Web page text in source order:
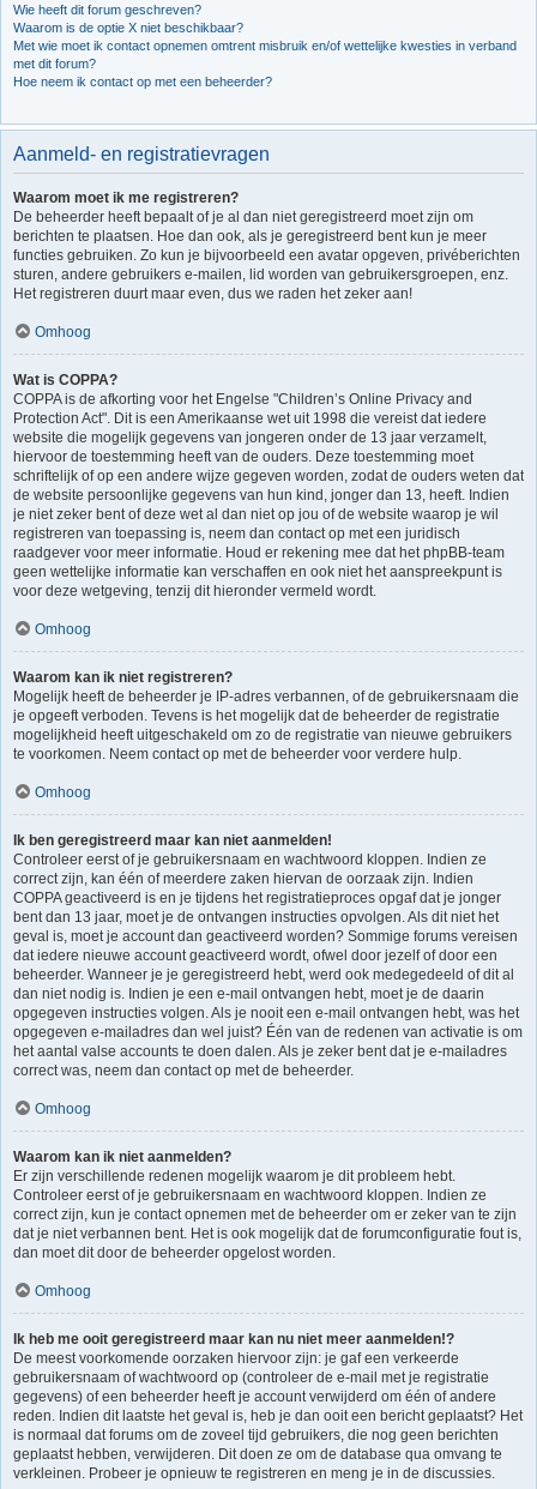
Wie heeft dit forum geschreven?
Waarom is de optie X niet beschikbaar?
Met wie moet ik contact opnemen omtrent misbruik en/of wettelijke kwesties in verband
met dit forum?
Hoe neem ik contact op met een beheerder?
Aanmeld- en registratievragen
Waarom moet ik me registreren?
De beheerder heeft bepaalt of je al dan niet geregistreerd moet zijn om
berichten te plaatsen. Hoe dan ook, als je geregistreerd bent kun je meer
functies gebruiken. Zo kun je bijvoorbeeld een avatar opgeven, privéberichten
sturen, andere gebruikers e-mailen, lid worden van gebruikersgroepen, enz.
Het registreren duurt maar even, dus we raden het zeker aan!
Omhoog
Wat is COPPA?
COPPA is de afkorting voor het Engelse "Children’s Online Privacy and
Protection Act". Dit is een Amerikaanse wet uit 1998 die vereist dat iedere
website die mogelijk gegevens van jongeren onder de 13 jaar verzamelt,
hiervoor de toestemming heeft van de ouders. Deze toestemming moet
schriftelijk of op een andere wijze gegeven worden, zodat de ouders weten dat
de website persoonlijke gegevens van hun kind, jonger dan 13, heeft. Indien
je niet zeker bent of deze wet al dan niet op jou of de website waarop je wil
registreren van toepassing is, neem dan contact op met een juridisch
raadgever voor meer informatie. Houd er rekening mee dat het phpBB-team
geen wettelijke informatie kan verschaffen en ook niet het aanspreekpunt is
voor deze wetgeving, tenzij dit hieronder vermeld wordt.
Omhoog
Waarom kan ik niet registreren?
Mogelijk heeft de beheerder je IP-adres verbannen, of de gebruikersnaam die
je opgeeft verboden. Tevens is het mogelijk dat de beheerder de registratie
mogelijkheid heeft uitgeschakeld om zo de registratie van nieuwe gebruikers
te voorkomen. Neem contact op met de beheerder voor verdere hulp.
Omhoog
Ik ben geregistreerd maar kan niet aanmelden!
Controleer eerst of je gebruikersnaam en wachtwoord kloppen. Indien ze
correct zijn, kan één of meerdere zaken hiervan de oorzaak zijn. Indien
COPPA geactiveerd is en je tijdens het registratieproces opgaf dat je jonger
bent dan 13 jaar, moet je de ontvangen instructies opvolgen. Als dit niet het
geval is, moet je account dan geactiveerd worden? Sommige forums vereisen
dat iedere nieuwe account geactiveerd wordt, ofwel door jezelf of door een
beheerder. Wanneer je je geregistreerd hebt, werd ook medegedeeld of dit al
dan niet nodig is. Indien je een e-mail ontvangen hebt, moet je de daarin
opgegeven instructies volgen. Als je nooit een e-mail ontvangen hebt, was het
opgegeven e-mailadres dan wel juist? Één van de redenen van activatie is om
het aantal valse accounts te doen dalen. Als je zeker bent dat je e-mailadres
correct was, neem dan contact op met de beheerder.
Omhoog
Waarom kan ik niet aanmelden?
Er zijn verschillende redenen mogelijk waarom je dit probleem hebt.
Controleer eerst of je gebruikersnaam en wachtwoord kloppen. Indien ze
correct zijn, kun je contact opnemen met de beheerder om er zeker van te zijn
dat je niet verbannen bent. Het is ook mogelijk dat de forumconfiguratie fout is,
dan moet dit door de beheerder opgelost worden.
Omhoog
Ik heb me ooit geregistreerd maar kan nu niet meer aanmelden!?
De meest voorkomende oorzaken hiervoor zijn: je gaf een verkeerde
gebruikersnaam of wachtwoord op (controleer de e-mail met je registratie
gegevens) of een beheerder heeft je account verwijderd om één of andere
reden. Indien dit laatste het geval is, heb je dan ooit een bericht geplaatst? Het
is normaal dat forums om de zoveel tijd gebruikers, die nog geen berichten
geplaatst hebben, verwijderen. Dit doen ze om de database qua omvang te
verkleinen. Probeer je opnieuw te registreren en meng je in de discussies.